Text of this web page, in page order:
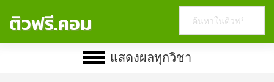
ติวฟรี.คอม
website
แสดงผลทุกวิชา